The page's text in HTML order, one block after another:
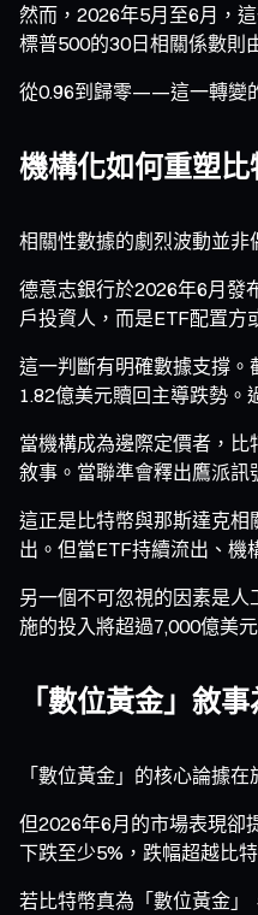
然而，2026年5月至6月，
標普500的30日相關係數則
從0.96到歸零——這一轉變
機構化如何重塑
相關性數據的劇烈波動並非
德意志銀行於2026年6月發
戶投資人，而是ETF配置方
這一判斷有明確數據支撐
1.82億美元贖回主導跌勢
當機構成為邊際定價者，
敘事。當聯準會釋出鷹派訊
這正是比特幣與那斯達克
出。但當ETF持續流出、機
另一個不可忽視的因素是
施的投入將超過7,000億美
「數位黃金」敘
「數位黃金」的核心論據
但2026年6月的市場表現卻
下跌至少5%，跌幅超越比特
若比特幣真為「數位黃金